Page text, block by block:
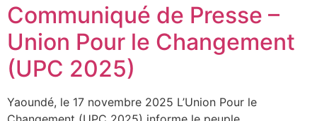
Communiqué de Presse –
Union Pour le Changement
(UPC 2025)
Yaoundé, le 17 novembre 2025 L’Union Pour le